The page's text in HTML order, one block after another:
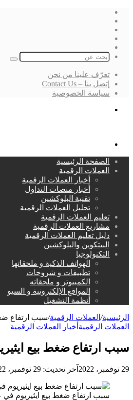
بحث
تعرّف علينا من نحن
إتصل بنا – Contact Us
سياسة الخصوصية
الصفحة الرئيسية
العملات الرقمية
أخبار العملات الرقمية
أخبار منصات التداول
تقنية البلوكشين
تحليل العملات الرقمية
تعليم العملات الرقمية
مشاريع العملات الرقمية
دليل تعليم العملات الرقمية
البيتكوين والبلوكشين
التكنولوجيا
الهواتف الذكية و ملحقاتها
تطبيقات و شروحات
الكمبيوتر و ملحقاته
المواقع الإلكترونية و السيو
أنظمة التشغيل
الرئيسية/ العملات الرقمية/سبب ارتفاع
العملات الرقمية أخبار العملات الرقمية
سبب ارتفاع ضغط بيع
29 نوفمبر، 2022 آخر تحديث: 29 نوفمبر، 2022
سبب ارتفاع ضغط بيع ايثيريوم في